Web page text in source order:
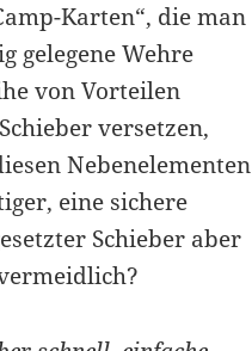
Karten“, die man
gelegene Wehre
von Vorteilen
versetzen,
Nebenelementen
eine sichere
Schieber aber